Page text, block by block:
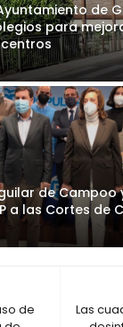
de
para
de Campoo
a las Cortes de
Las
de